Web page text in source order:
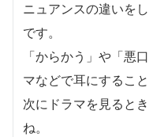
ニュアンスの違いを
です。
「からかう」や「悪
マなどで耳にするこ
次にドラマを見ると
ね。